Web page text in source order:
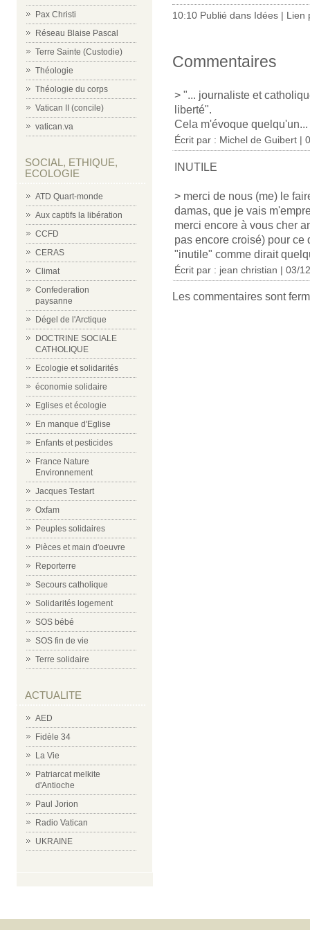
Pax Christi
Réseau Blaise Pascal
Terre Sainte (Custodie)
Théologie
Théologie du corps
Vatican II (concile)
vatican.va
SOCIAL, ETHIQUE,
ECOLOGIE
ATD Quart-monde
Aux captifs la libération
CCFD
CERAS
Climat
Confederation
paysanne
Dégel de l'Arctique
DOCTRINE SOCIALE
CATHOLIQUE
Ecologie et solidarités
économie solidaire
Eglises et écologie
En manque d'Eglise
Enfants et pesticides
France Nature
Environnement
Jacques Testart
Oxfam
Peuples solidaires
Pièces et main d'oeuvre
Reporterre
Secours catholique
Solidarités logement
SOS bébé
SOS fin de vie
Terre solidaire
ACTUALITE
AED
Fidèle 34
La Vie
Patriarcat melkite
d'Antioche
Paul Jorion
Radio Vatican
UKRAINE
10:10 Publié dans Idées | Lien
Commentaires
> "... journaliste et
liberté".
Cela m'évoque quelqu'un...
Écrit par : Michel de Guibert |
INUTILE
> merci de nous (me) le
damas, que je vais
merci encore à vous cher
pas encore croisé) pour ce
"inutile" comme dirait
Écrit par : jean christian | 03/
Les commentaires sont